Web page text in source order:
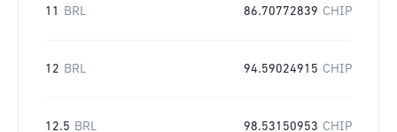
11 BRL 86.70772839 CHIP
12 BRL 94.59024915 CHIP
12.5 BRL 98.53150953 CHIP